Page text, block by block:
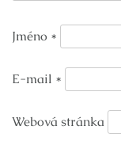
Jméno *
E-mail *
Webová stránka